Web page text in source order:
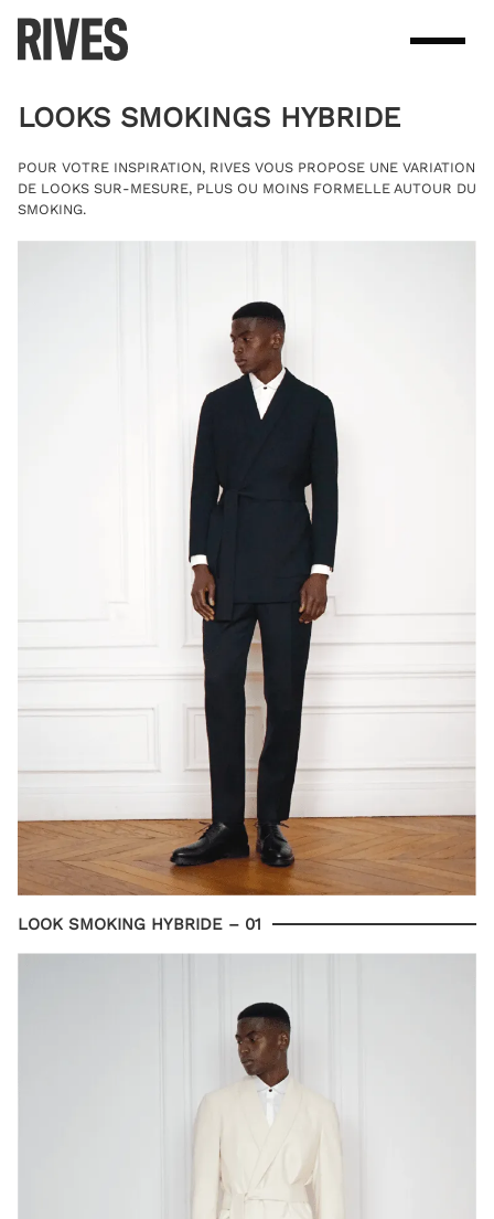
content
LOOKS SMOKINGS HYBRIDE
POUR VOTRE INSPIRATION, RIVES VOUS PROPOSE UNE VARIATION
DE LOOKS SUR-MESURE, PLUS OU MOINS FORMELLE AUTOUR DU
SMOKING.
LOOK SMOKING HYBRIDE – 01